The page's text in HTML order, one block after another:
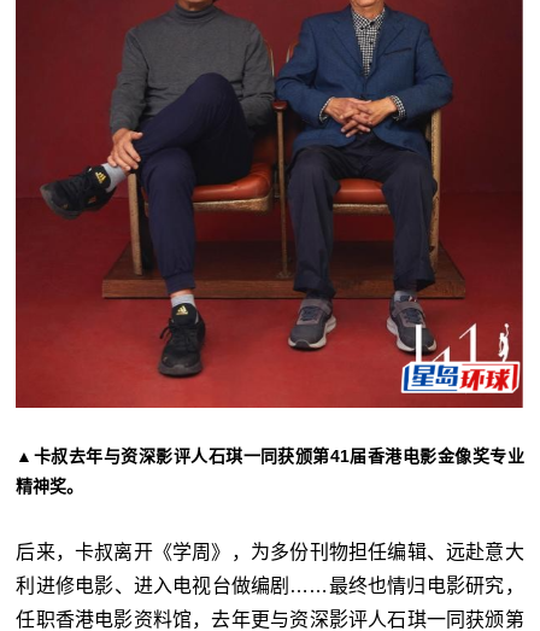
▲卡叔去年与资深影评人石琪一同获颁第41届香港电影金像奖专业
精神奖。
后来，卡叔离开《学周》，为多份刊物担任编辑、远赴意大
利进修电影、进入电视台做编剧……最终也情归电影研究，
任职香港电影资料馆，去年更与资深影评人石琪一同获颁第